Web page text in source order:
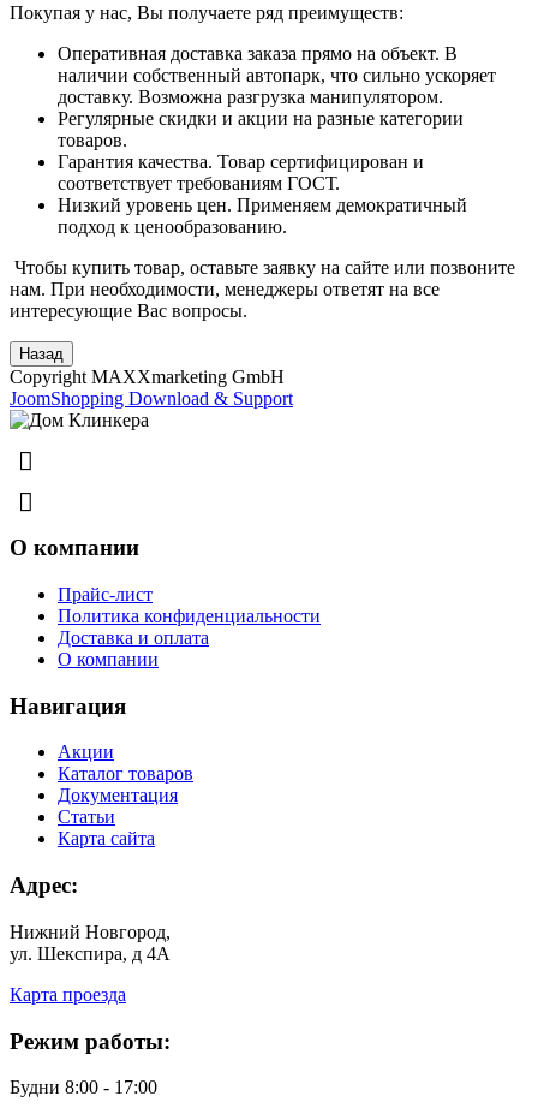
Покупая у нас, Вы получаете ряд преимуществ:
Оперативная доставка заказа прямо на объект. В
наличии собственный автопарк, что сильно ускоряет
доставку. Возможна разгрузка манипулятором.
Регулярные скидки и акции на разные категории
товаров.
Гарантия качества. Товар сертифицирован и
соответствует требованиям ГОСТ.
Низкий уровень цен. Применяем демократичный
подход к ценообразованию.
Чтобы купить товар, оставьте заявку на сайте или позвоните
нам. При необходимости, менеджеры ответят на все
интересующие Вас вопросы.
Copyright MAXXmarketing GmbH
JoomShopping Download & Support
О компании
Прайс-лист
Политика конфиденциальности
Доставка и оплата
О компании
Навигация
Акции
Каталог товаров
Документация
Статьи
Карта сайта
Адрес:
Нижний Новгород,
ул. Шекспира, д 4А
Карта проезда
Режим работы:
Будни 8:00 - 17:00